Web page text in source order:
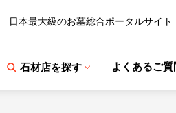
日本最大級のお墓総合ポータルサイト
石材店を探す よくあるご質